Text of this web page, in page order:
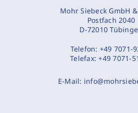
Mohr Siebeck GmbH &
Postfach 2040
D-72010
Telefon: +49 7071-
Telefax:+49 7071-
E-Mail: